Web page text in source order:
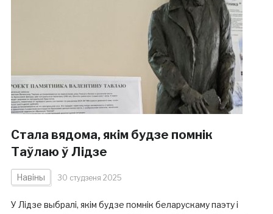
Стала вядома, якім будзе помнік
Таўлаю ў Лідзе
Навіны 30 студзеня 2025
У Лідзе выбралі, якім будзе помнік беларускаму паэту і